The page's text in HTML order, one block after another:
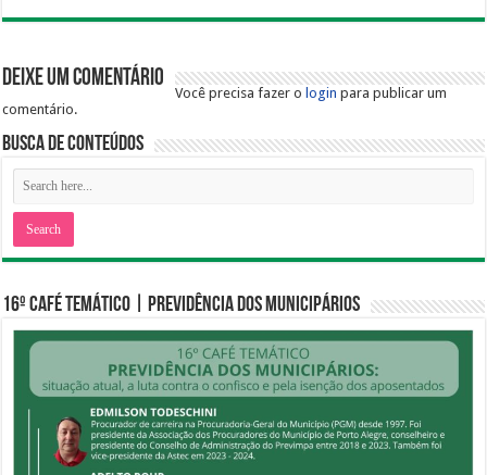
Deixe um comentário
Você precisa fazer ologin para publicar um
comentário.
Busca de Conteúdos
16º CAFÉ TEMÁTICO | PREVIDÊNCIA DOS MUNICIPÁRIOS